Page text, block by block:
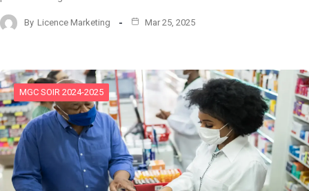
By Licence Marketing Mar 25, 2025
MGC SOIR 2024-2025